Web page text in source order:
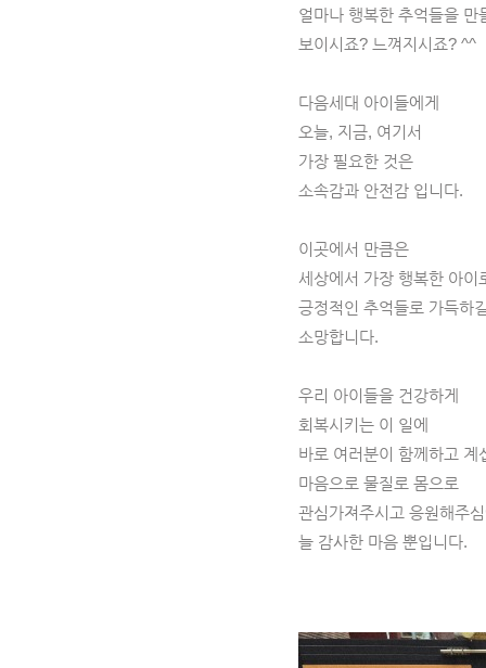
얼마나 행복한 추억들을 만
보이시죠? 느껴지시죠? ^^
다음세대 아이들에게
오늘, 지금, 여기서
가장 필요한 것은
소속감과 안전감 입니다.
이곳에서 만큼은
세상에서 가장 행복한 아이
긍정적인 추억들로 가득하
소망합니다.
우리 아이들을 건강하게
회복시키는 이 일에
바로 여러분이 함께하고 계
마음으로 물질로 몸으로
관심가져주시고 응원해주
늘 감사한 마음 뿐입니다.